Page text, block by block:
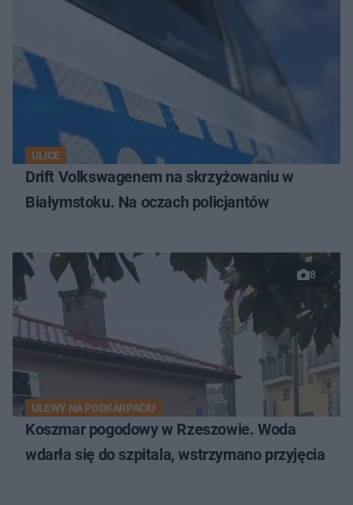
ULICE
Drift Volkswagenem na skrzyżowaniu w
Białymstoku. Na oczach policjantów
8
ULEWY NA PODKARPACIU
Koszmar pogodowy w Rzeszowie. Woda
wdarła się do szpitala, wstrzymano przyjęcia